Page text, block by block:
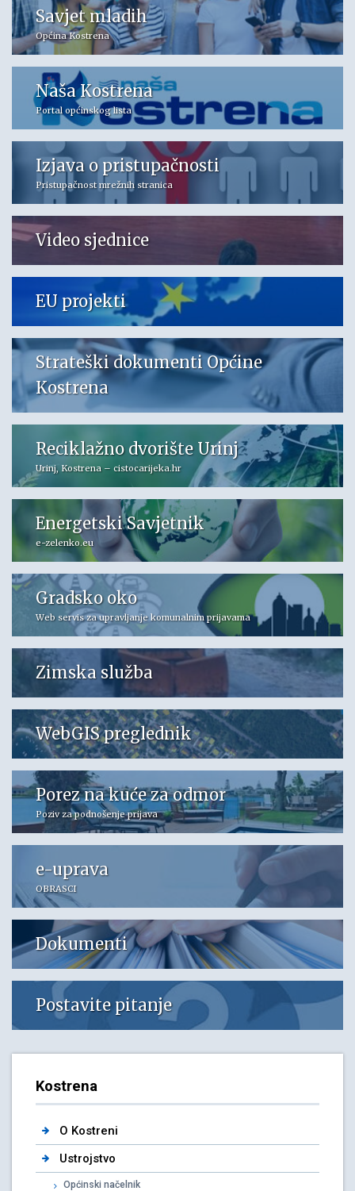
Savjet mladih
Općina Kostrena
Naša Kostrena
Portal općinskog lista
Izjava o pristupačnosti
Pristupačnost mrežnih stranica
Video sjednice
EU projekti
Strateški dokumenti Općine
Kostrena
Reciklažno dvorište Urinj
Urinj, Kostrena – cistocarijeka.hr
Energetski Savjetnik
e-zelenko.eu
Gradsko oko
Web servis za upravljanje komunalnim prijavama
Zimska služba
WebGIS preglednik
Porez na kuće za odmor
Poziv za podnošenje prijava
e-uprava
OBRASCI
Dokumenti
Postavite pitanje
Kostrena
O Kostreni
Ustrojstvo
Općinski načelnik